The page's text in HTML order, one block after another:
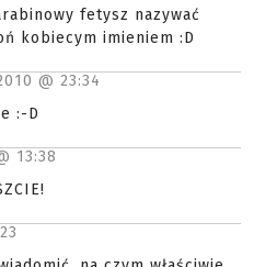
fetysz nazywać
kobiecym imieniem :D
@ 23:34
:-D
13:38